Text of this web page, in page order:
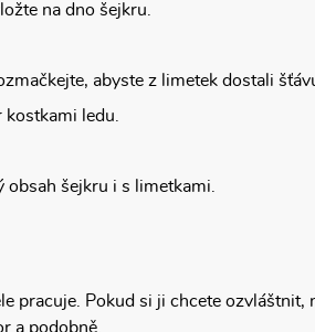
na dno šejkru.
abyste z limetek dostali
ledu.
obsah šejkru i s limetkami.
pracuje. Pokud si ji chcete
a podobně.